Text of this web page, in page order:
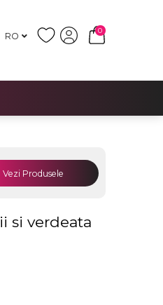
RO
0
Vezi Produsele
si verdeata